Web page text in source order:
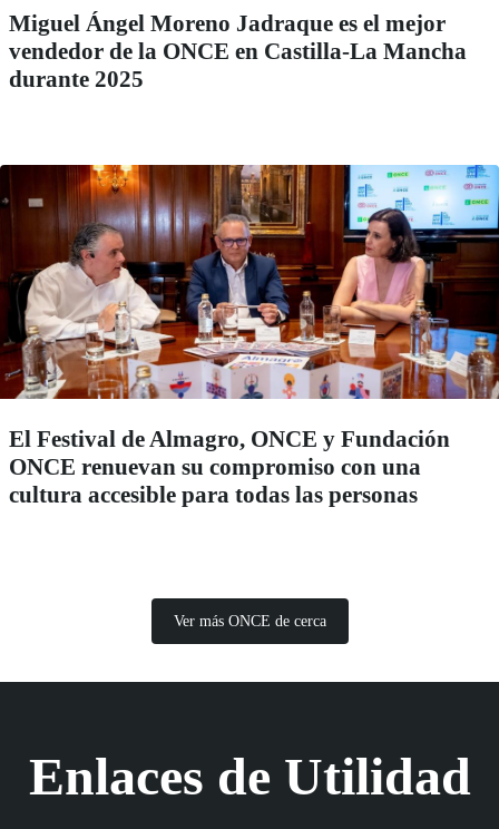
Miguel Ángel Moreno Jadraque es el mejor
vendedor de la ONCE en Castilla-La Mancha
durante 2025
El Festival de Almagro, ONCE y Fundación
ONCE renuevan su compromiso con una
cultura accesible para todas las personas
Ver más ONCE de cerca
Enlaces de Utilidad